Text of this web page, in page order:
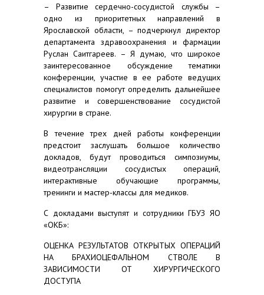
– Развитие сердечно-сосудистой службы –
одно из приоритетных направлений в
Ярославской области, – подчеркнул директор
департамента здравоохранения и фармации
Руслан Саитгареев. – Я думаю, что широкое
заинтересованное обсуждение тематики
конференции, участие в ее работе ведущих
специалистов помогут определить дальнейшее
развитие и совершенствование сосудистой
хирургии в стране.
В течение трех дней работы конференции
предстоит заслушать большое количество
докладов, будут проводиться симпозиумы,
видеотрансляции сосудистых операций,
интерактивные обучающие программы,
тренинги и мастер-классы для медиков.
С докладами выступят и сотрудники ГБУЗ ЯО
«ОКБ»:
ОЦЕНКА РЕЗУЛЬТАТОВ ОТКРЫТЫХ ОПЕРАЦИЙ
НА БРАХИОЦЕФАЛЬНОМ СТВОЛЕ В
ЗАВИСИМОСТИ ОТ ХИРУРГИЧЕСКОГО
ДОСТУПА